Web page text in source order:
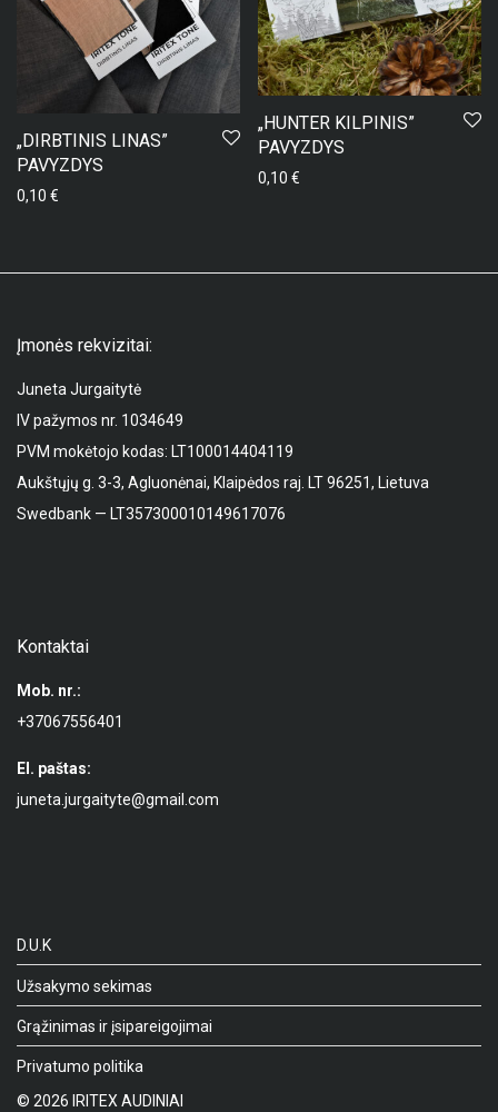
„DIRBTINIS LINAS”
PAVYZDYS
0,10 €
„HUNTER KILPINIS”
PAVYZDYS
0,10 €
Įmonės rekvizitai:
Juneta Jurgaitytė
IV pažymos nr. 1034649
PVM mokėtojo kodas: LT100014404119
Aukštųjų g. 3-3, Agluonėnai, Klaipėdos raj. LT 96251, Lietuva
Swedbank — LT357300010149617076
Kontaktai
Mob. nr.:
+37067556401
El. paštas:
juneta.jurgaityte@gmail.com
D.U.K
Užsakymo sekimas
Grąžinimas ir įsipareigojimai
Privatumo politika
© 2026 IRITEX AUDINIAI